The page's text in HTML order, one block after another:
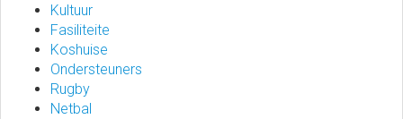
Kultuur
Fasiliteite
Koshuise
Ondersteuners
Rugby
Netbal